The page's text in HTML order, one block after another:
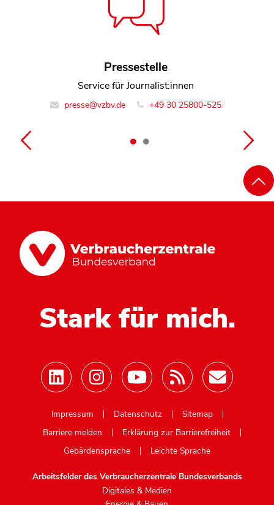
Pressestelle
Service für Journalist:innen
presse@vzbv.de +49 30 25800-525
Thomas Moormann
Leiter Team Gesundheit und Pflege
info@vzbv.de +49 30 25800-0
Stark für mich.
Impressum
Datenschutz
Sitemap
Barriere melden
Erklärung zur Barrierefreiheit
Gebärdensprache
Leichte Sprache
Arbeitsfelder des Verbraucherzentrale Bundesverbands
Digitales & Medien